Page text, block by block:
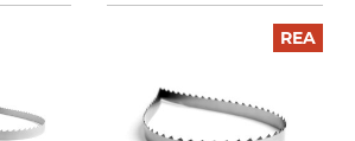
REA